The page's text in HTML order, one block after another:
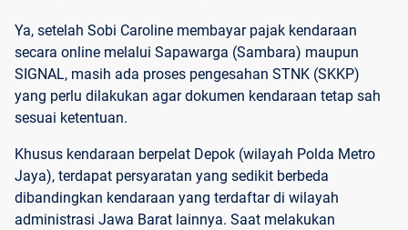
Ya, setelah Sobi Caroline membayar pajak kendaraan
secara online melalui Sapawarga (Sambara) maupun
SIGNAL, masih ada proses pengesahan STNK (SKKP)
yang perlu dilakukan agar dokumen kendaraan tetap sah
sesuai ketentuan.
Khusus kendaraan berpelat Depok (wilayah Polda Metro
Jaya), terdapat persyaratan yang sedikit berbeda
dibandingkan kendaraan yang terdaftar di wilayah
administrasi Jawa Barat lainnya. Saat melakukan